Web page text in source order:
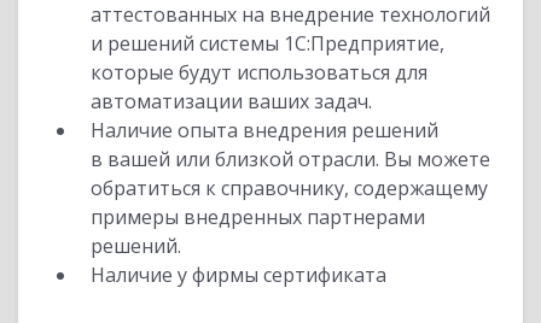
аттестованных на внедрение технологий
и решений системы 1С:Предприятие,
которые будут использоваться для
автоматизации ваших задач.
Наличие опыта внедрения решений
в вашей или близкой отрасли. Вы можете
обратиться к справочнику, содержащему
примеры внедренных партнерами
решений.
Наличие у фирмы сертификата